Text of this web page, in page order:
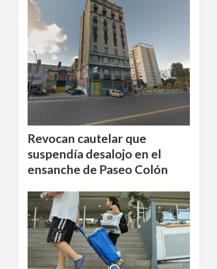
Revocan cautelar que
suspendía desalojo en el
ensanche de Paseo Colón